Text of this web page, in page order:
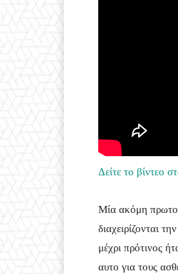
Δείτε το βίντεο
Μία ακόμη
διαχειρίζονται
μέχρι πρότινος
αυτο για τους